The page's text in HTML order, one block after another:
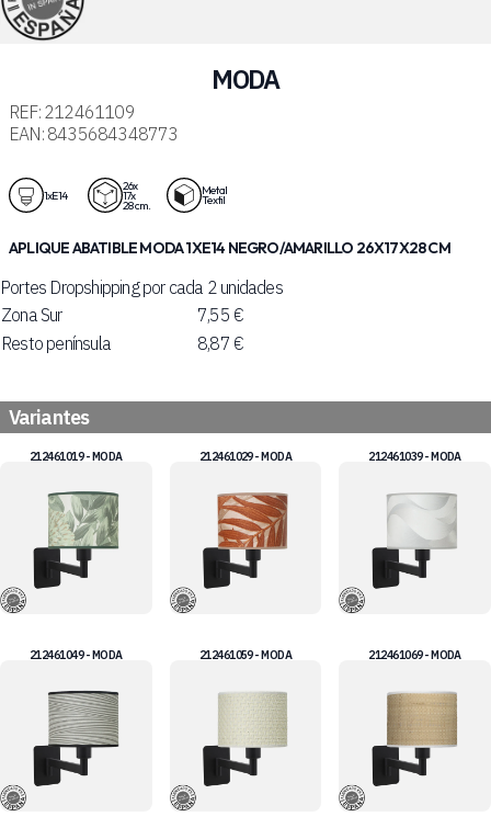
MODA
REF: 212461109
EAN: 8435684348773
1xE14
26x
17x
28 cm.
Metal
Textil
APLIQUE ABATIBLE MODA 1XE14 NEGRO/AMARILLO 26X17X28 CM
Portes Dropshipping por cada 2 unidades
Zona Sur
7,55 €
Resto península
8,87 €
Variantes
212461019 - MODA 212461029 - MODA 212461039 - MODA
212461049 - MODA 212461059 - MODA 212461069 - MODA